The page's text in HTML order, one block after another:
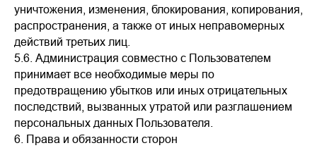
уничтожения, изменения, блокирования, копирования,
распространения, а также от иных неправомерных
действий третьих лиц.
5.6. Администрация совместно с Пользователем
принимает все необходимые меры по
предотвращению убытков или иных отрицательных
последствий, вызванных утратой или разглашением
персональных данных Пользователя.
6. Права и обязанности сторон